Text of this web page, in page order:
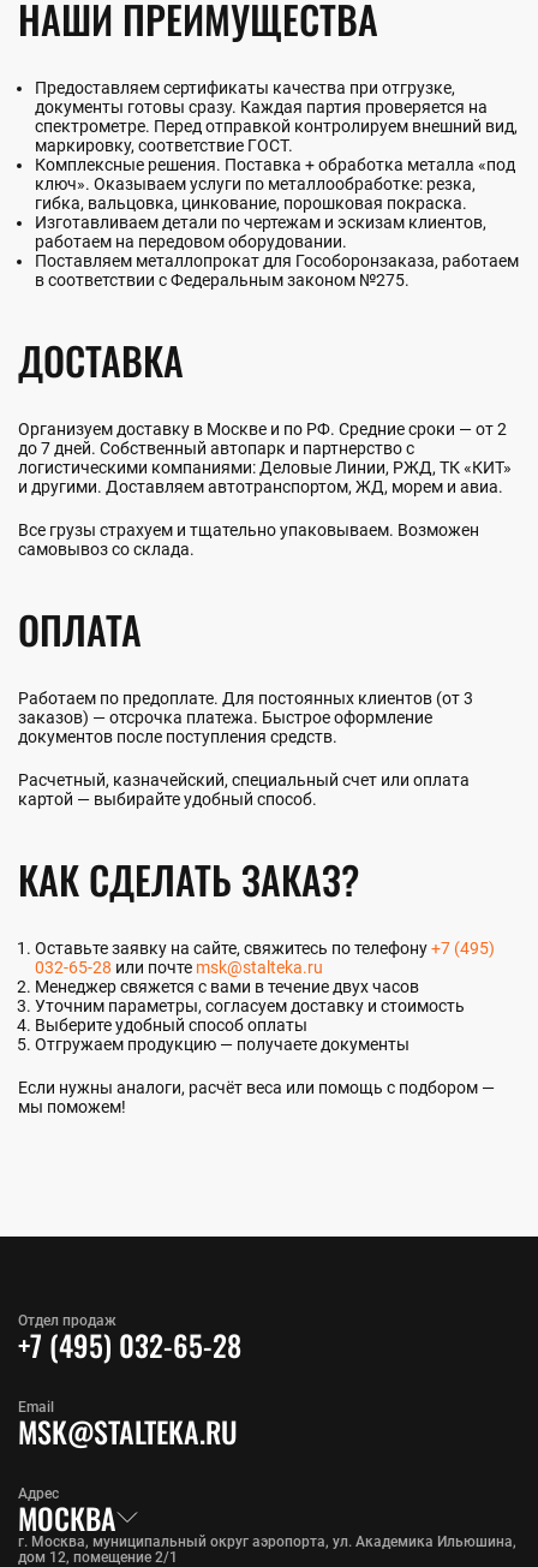
НАШИ ПРЕИМУЩЕСТВА
Предоставляем сертификаты качества при отгрузке,
документы готовы сразу. Каждая партия проверяется на
спектрометре. Перед отправкой контролируем внешний вид,
маркировку, соответствие ГОСТ.
Комплексные решения. Поставка + обработка металла «под
ключ». Оказываем услуги по металлообработке: резка,
гибка, вальцовка, цинкование, порошковая покраска.
Изготавливаем детали по чертежам и эскизам клиентов,
работаем на передовом оборудовании.
Поставляем металлопрокат для Гособоронзаказа, работаем
в соответствии с Федеральным законом №275.
ДОСТАВКА
Организуем доставку в Москве и по РФ. Средние сроки — от 2
до 7 дней. Собственный автопарк и партнерство с
логистическими компаниями: Деловые Линии, РЖД, ТК «КИТ»
и другими. Доставляем автотранспортом, ЖД, морем и авиа.
Все грузы страхуем и тщательно упаковываем. Возможен
самовывоз со склада.
ОПЛАТА
Работаем по предоплате. Для постоянных клиентов (от 3
заказов) — отсрочка платежа. Быстрое оформление
документов после поступления средств.
Расчетный, казначейский, специальный счет или оплата
картой — выбирайте удобный способ.
КАК СДЕЛАТЬ ЗАКАЗ?
Оставьте заявку на сайте, свяжитесь по телефону+7 (495)
032-65-28 или почте msk@stalteka.ru
Менеджер свяжется с вами в течение двух часов
Уточним параметры, согласуем доставку и стоимость
Выберите удобный способ оплаты
Отгружаем продукцию — получаете документы
Если нужны аналоги, расчёт веса или помощь с подбором —
мы поможем!
Отдел продаж
+7 (495) 032-65-28
Адрес
МОСКВА
г. Москва, муниципальный округ аэропорта, ул. Академика Ильюшина,
дом 12, помещение 2/1
Email
MSK@STALTEKA.RU